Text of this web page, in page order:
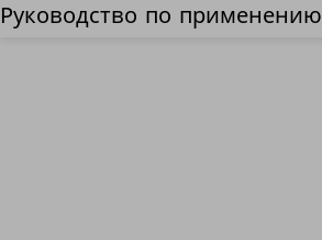
Руководство по применению